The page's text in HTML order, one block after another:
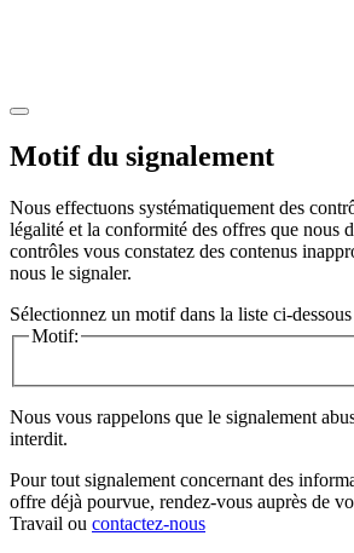
Motif du signalement
Nous effectuons systématiquement des
légalité et la conformité des offres que nous
contrôles vous constatez des contenus
nous le signaler.
Sélectionnez un motif dans la liste ci-dessous
Motif:
Nous vous rappelons que le signalement
interdit.
Pour tout signalement concernant des
offre déjà pourvue, rendez-vous auprès de
Travail ou contactez-nous